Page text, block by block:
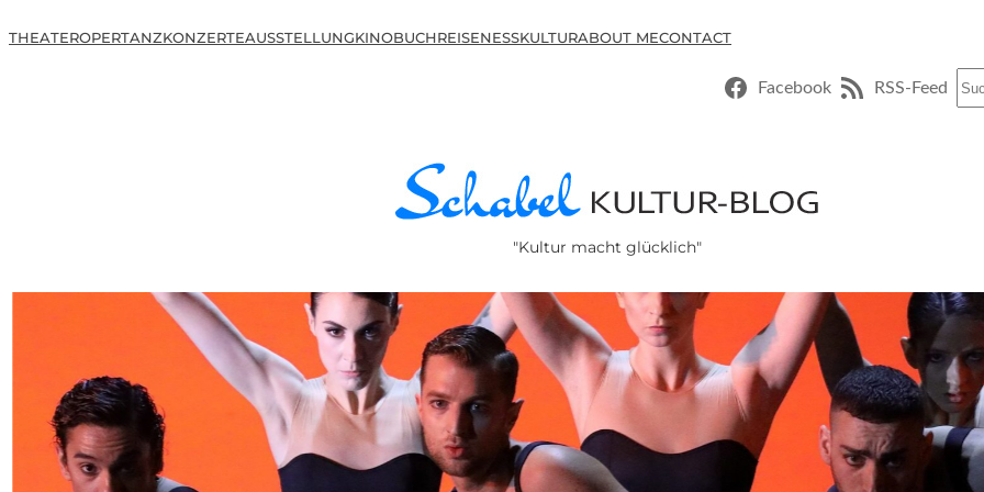
THEATEROPERTANZKONZERTEAUSSTELLUNGKINOBUCHREISENESSKULTURABOUT MECONTACT
Facebook RSS-Feed
"Kultur macht glücklich"